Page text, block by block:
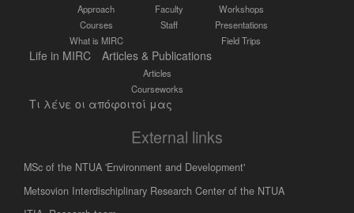
Approach
Courses
What is MIRC
Faculty
Staff
Workshops
Presentations
Field Trips
Life in MIRC Articles & Publications
Articles
Courseworks
Τι λένε οι απόφοιτοί μας
External links
MSc of the NTUA 'Environment and Development'
Metsovion Interdischiplinary Research Center of the NTUA